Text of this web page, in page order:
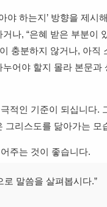
야 하는지’ 방향을 제시
나, “은혜 받은 부분이
충분하지 않거나, 아직
어야 할지 몰라 본문과
적인 기준이 되십니다.
그리스도를 닮아가는 모
주는 것이 좋습니다.
말씀을 살펴봅시다.”